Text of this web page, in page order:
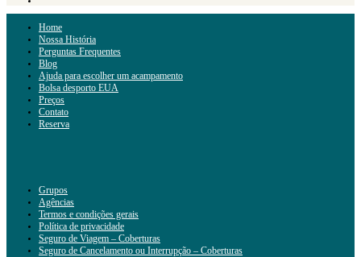
Home
Nossa História
Perguntas Frequentes
Blog
Ajuda para escolher um acampamento
Bolsa desporto EUA
Preços
Contato
Reserva
Grupos
Agências
Termos e condições gerais
Política de privacidade
Seguro de Viagem – Coberturas
Seguro de Cancelamento ou Interrupção – Coberturas